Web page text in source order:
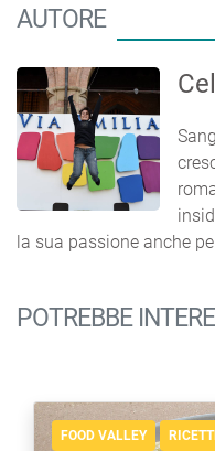
AUTORE
la sua passione anche
POTREBBE
FOOD VALLEY